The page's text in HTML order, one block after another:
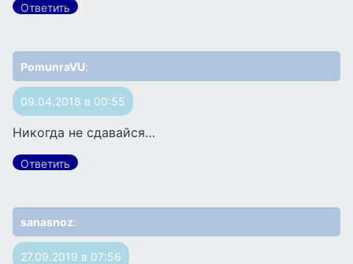
Ответить
PomunraVU:
09.04.2018 в 00:55
Никогда не сдавайся…
Ответить
sanasnoz:
27.09.2019 в 07:56